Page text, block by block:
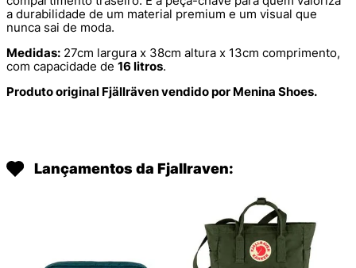
a durabilidade de um material premium e um visual que
nunca sai de moda.
Medidas: 27cm largura x 38cm altura x 13cm comprimento,
com capacidade de 16 litros.
Produto original Fjällräven vendido por Menina Shoes.
Lançamentos da Fjallraven: